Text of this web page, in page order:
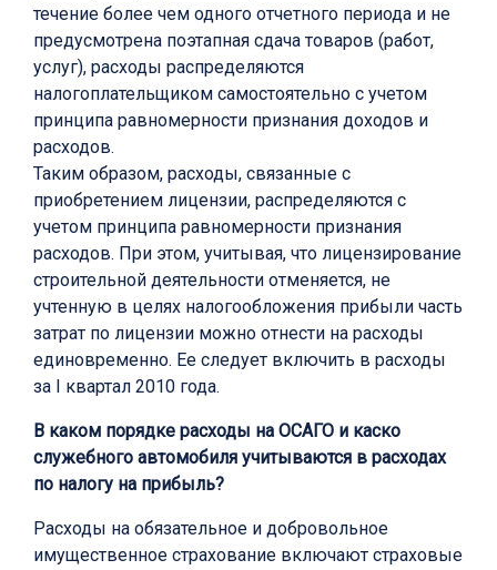
течение более чем одного отчетного периода и не
предусмотрена поэтапная сдача товаров (работ,
услуг), расходы распределяются
налогоплательщиком самостоятельно с учетом
принципа равномерности признания доходов и
расходов.
Таким образом, расходы, связанные с
приобретением лицензии, распределяются с
учетом принципа равномерности признания
расходов. При этом, учитывая, что лицензирование
строительной деятельности отменяется, не
учтенную в целях налогообложения прибыли часть
затрат по лицензии можно отнести на расходы
единовременно. Ее следует включить в расходы
за I квартал 2010 года.
В каком порядке расходы на ОСАГО и каско
служебного автомобиля учитываются в расходах
по налогу на прибыль?
Расходы на обязательное и добровольное
имущественное страхование включают страховые